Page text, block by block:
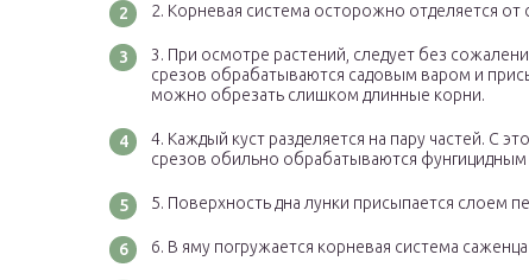
Корневая система осторожно отделяется
При осмотре растений, следует без
срезов обрабатываются садовым варом и
можно обрезать слишком длинные корни.
Каждый куст разделяется на пару частей. С
срезов обильно обрабатываются фунгицидным
Поверхность дна лунки присыпается слоем
В яму погружается корневая система